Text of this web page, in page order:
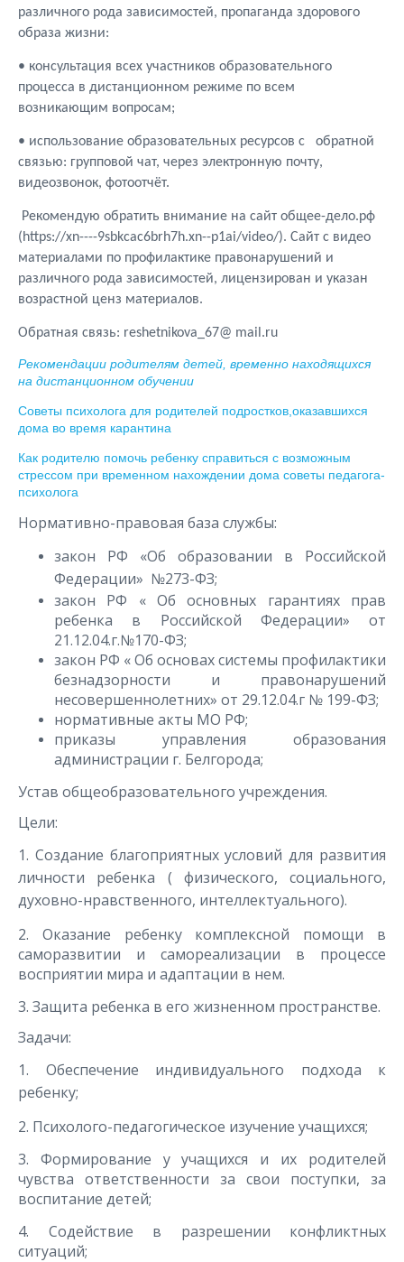
различного рода зависимостей, пропаганда здорового
образа жизни:
• консультация всех участников образовательного
процесса в дистанционном режиме по всем
возникающим вопросам;
• использование образовательных ресурсов с обратной
связью: групповой чат, через электронную почту,
видеозвонок, фотоотчёт.
Рекомендую обратить внимание на сайт общее-дело.рф
(https://xn----9sbkcac6brh7h.xn--p1ai/video/). Сайт с видео
материалами по профилактике правонарушений и
различного рода зависимостей, лицензирован и указан
возрастной ценз материалов.
Обратная связь: reshetnikova_67@ mail.ru
Рекомендации родителям детей, временно находящихся
на дистанционном обучении
Советы психолога для родителей подростков,оказавшихся
дома во время карантина
Как родителю помочь ребенку справиться с возможным
стрессом при временном нахождении дома советы педагога-
психолога
Нормативно-правовая база службы:
закон РФ «Об образовании в Российской
Федерации» №273-ФЗ;
закон РФ « Об основных гарантиях прав
ребенка в Российской Федерации» от
21.12.04.г.№170-ФЗ;
закон РФ « Об основах системы профилактики
безнадзорности и правонарушений
несовершеннолетних» от 29.12.04.г № 199-ФЗ;
нормативные акты МО РФ;
приказы управления образования
администрации г. Белгорода;
Устав общеобразовательного учреждения.
Цели:
1. Создание благоприятных условий для развития
личности ребенка ( физического, социального,
духовно-нравственного, интеллектуального).
2. Оказание ребенку комплексной помощи в
саморазвитии и самореализации в процессе
восприятии мира и адаптации в нем.
3. Защита ребенка в его жизненном пространстве.
Задачи:
1. Обеспечение индивидуального подхода к
ребенку;
2. Психолого-педагогическое изучение учащихся;
3. Формирование у учащихся и их родителей
чувства ответственности за свои поступки, за
воспитание детей;
4. Содействие в разрешении конфликтных
ситуаций;